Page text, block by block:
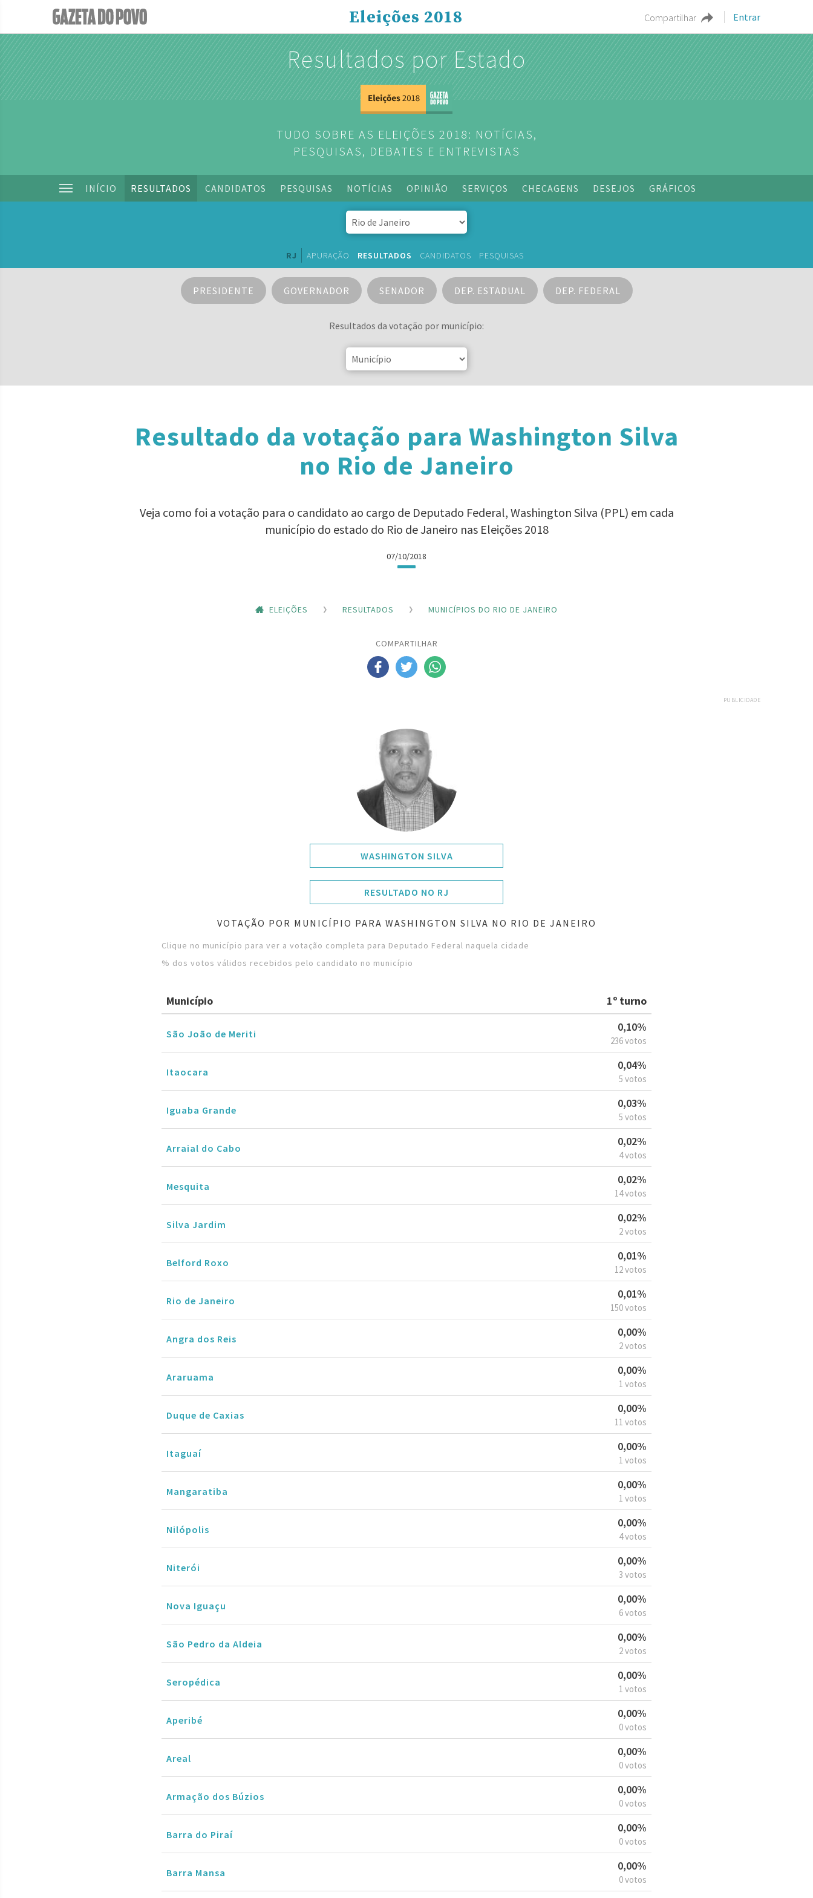
Compartilhar Entrar
Eleições 2018
Resultados por Estado
TUDO SOBRE AS ELEIÇÕES 2018: NOTÍCIAS,
PESQUISAS, DEBATES E ENTREVISTAS
INÍCIO RESULTADOS CANDIDATOS PESQUISAS NOTÍCIAS OPINIÃO SERVIÇOS CHECAGENS DESEJOS GRÁFICOS
RJ APURAÇÃO RESULTADOS CANDIDATOS PESQUISAS
PRESIDENTE GOVERNADOR SENADOR DEP. ESTADUAL DEP. FEDERAL
Resultados da votação por município:
Resultado da votação para Washington Silva
no Rio de Janeiro
Veja como foi a votação para o candidato ao cargo de Deputado Federal, Washington Silva (PPL) em cada
município do estado do Rio de Janeiro nas Eleições 2018
07/10/2018
ELEIÇÕES RESULTADOS MUNICÍPIOS DO RIO DE JANEIRO
COMPARTILHAR
PUBLICIDADE
WASHINGTON SILVA
RESULTADO NO RJ
VOTAÇÃO POR MUNICÍPIO PARA WASHINGTON SILVA NO RIO DE JANEIRO
Clique no município para ver a votação completa para Deputado Federal naquela cidade
% dos votos válidos recebidos pelo candidato no município
Município 1º turno
São João de Meriti
0,10%
236 votos
Itaocara
0,04%
5 votos
Iguaba Grande
0,03%
5 votos
Arraial do Cabo
0,02%
4 votos
Mesquita
0,02%
14 votos
Silva Jardim
0,02%
2 votos
Belford Roxo
0,01%
12 votos
Rio de Janeiro
0,01%
150 votos
Angra dos Reis
0,00%
2 votos
Araruama
0,00%
1 votos
Duque de Caxias
0,00%
11 votos
Itaguaí
0,00%
1 votos
Mangaratiba
0,00%
1 votos
Nilópolis
0,00%
4 votos
Niterói
0,00%
3 votos
Nova Iguaçu
0,00%
6 votos
São Pedro da Aldeia
0,00%
2 votos
Seropédica
0,00%
1 votos
Aperibé
0,00%
0 votos
Areal
0,00%
0 votos
Armação dos Búzios
0,00%
0 votos
Barra do Piraí
0,00%
0 votos
Barra Mansa
0,00%
0 votos